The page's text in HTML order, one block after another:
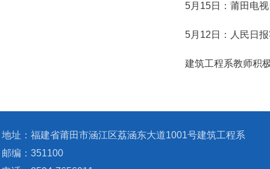
5月15日：莆田电
5月12日：人民日
建筑工程系教师积
地址：福建省莆田市涵江区荔涵东大道1001号建筑工程系
邮编：351100